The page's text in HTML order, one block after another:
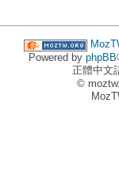
Powered by phpBB
正體中文
©